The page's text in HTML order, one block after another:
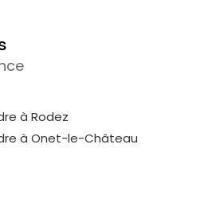
à Rodez
à Onet-le-Château